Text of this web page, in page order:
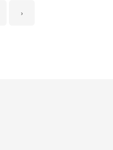
›